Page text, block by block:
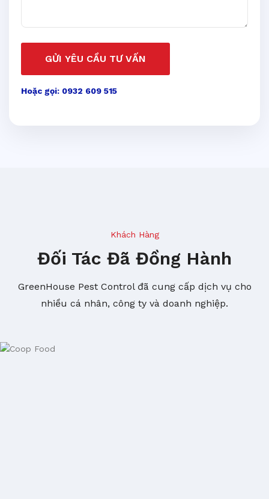
GỬI YÊU CẦU TƯ VẤN
Hoặc gọi: 0932 609 515
Khách Hàng
Đối Tác Đã Đồng Hành
GreenHouse Pest Control đã cung cấp dịch vụ cho
nhiều cá nhân, công ty và doanh nghiệp.